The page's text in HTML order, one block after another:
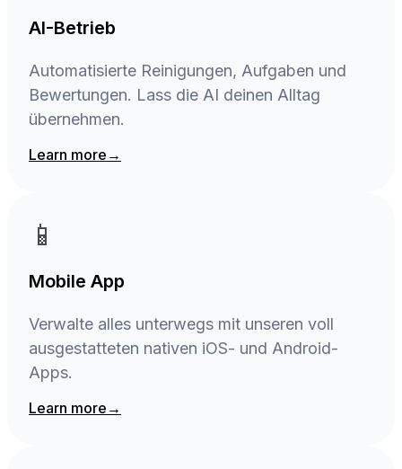
AI-Betrieb
Automatisierte Reinigungen, Aufgaben und
Bewertungen. Lass die AI deinen Alltag
übernehmen.
Learn more →
📱
Mobile App
Verwalte alles unterwegs mit unseren voll
ausgestatteten nativen iOS- und Android-
Apps.
Learn more →